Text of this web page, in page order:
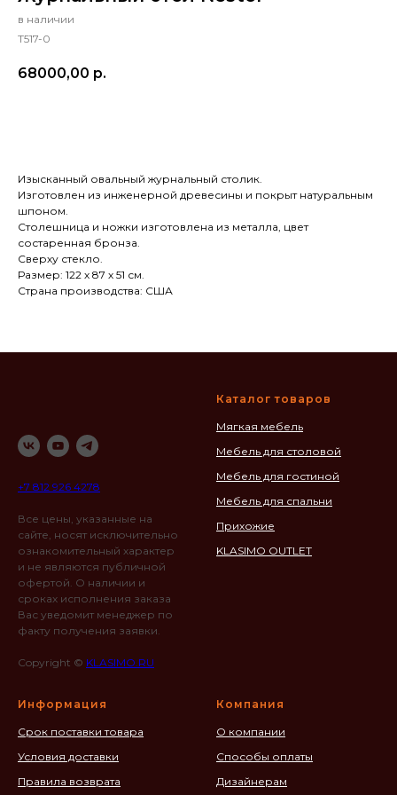
в наличии
T517-0
68000,00 р.
Изысканный овальный журнальный столик.
Изготовлен из инженерной древесины и покрыт натуральным
шпоном.
Столешница и ножки изготовлена из металла, цвет
состаренная бронза.
Сверху стекло.
Размер: 122 х 87 х 51 см.
Страна производства: США
+7 812 926 4278
Все цены, указанные на
сайте, носят исключительно
ознакомительный характер
и не являются публичной
офертой. О наличии и
сроках исполнения заказа
Вас уведомит менеджер по
факту получения заявки.
Copyright © KLASIMO.RU
Каталог товаров
Мягкая мебель
Мебель для столовой
Мебель для гостиной
Мебель для спальни
Прихожие
KLASIMO OUTLET
Информация
Срок поставки товара
Условия доставки
Правила возврата
Компания
О компании
Способы оплаты
Дизайнерам